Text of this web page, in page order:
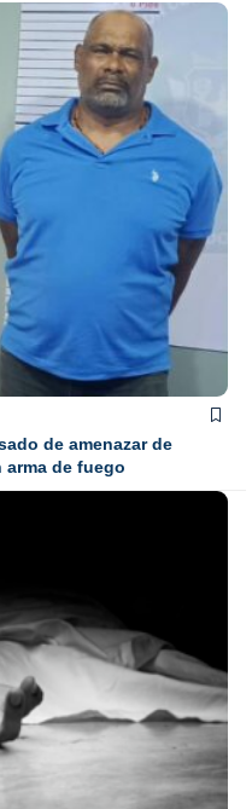
de amenazar de
arma de fuego